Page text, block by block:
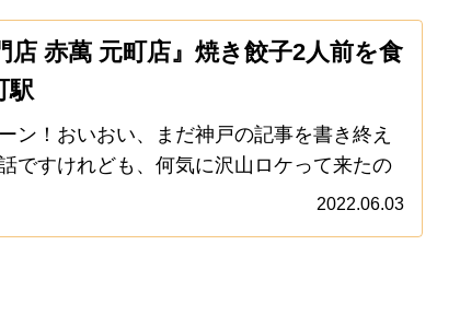
店 赤萬 元町店』焼き餃子2人前を食
駅
ン！おいおい、まだ神戸の記事を書き終え
ですけれども、何気に沢山ロケって来たの
思いますよ？いや！確かに神戸の記事とか
2022.06.03